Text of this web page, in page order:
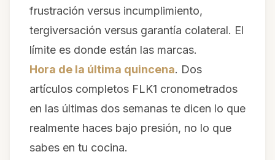
frustración versus incumplimiento,
tergiversación versus garantía colateral. El
límite es donde están las marcas.
Hora de la última quincena. Dos
artículos completos FLK1 cronometrados
en las últimas dos semanas te dicen lo que
realmente haces bajo presión, no lo que
sabes en tu cocina.